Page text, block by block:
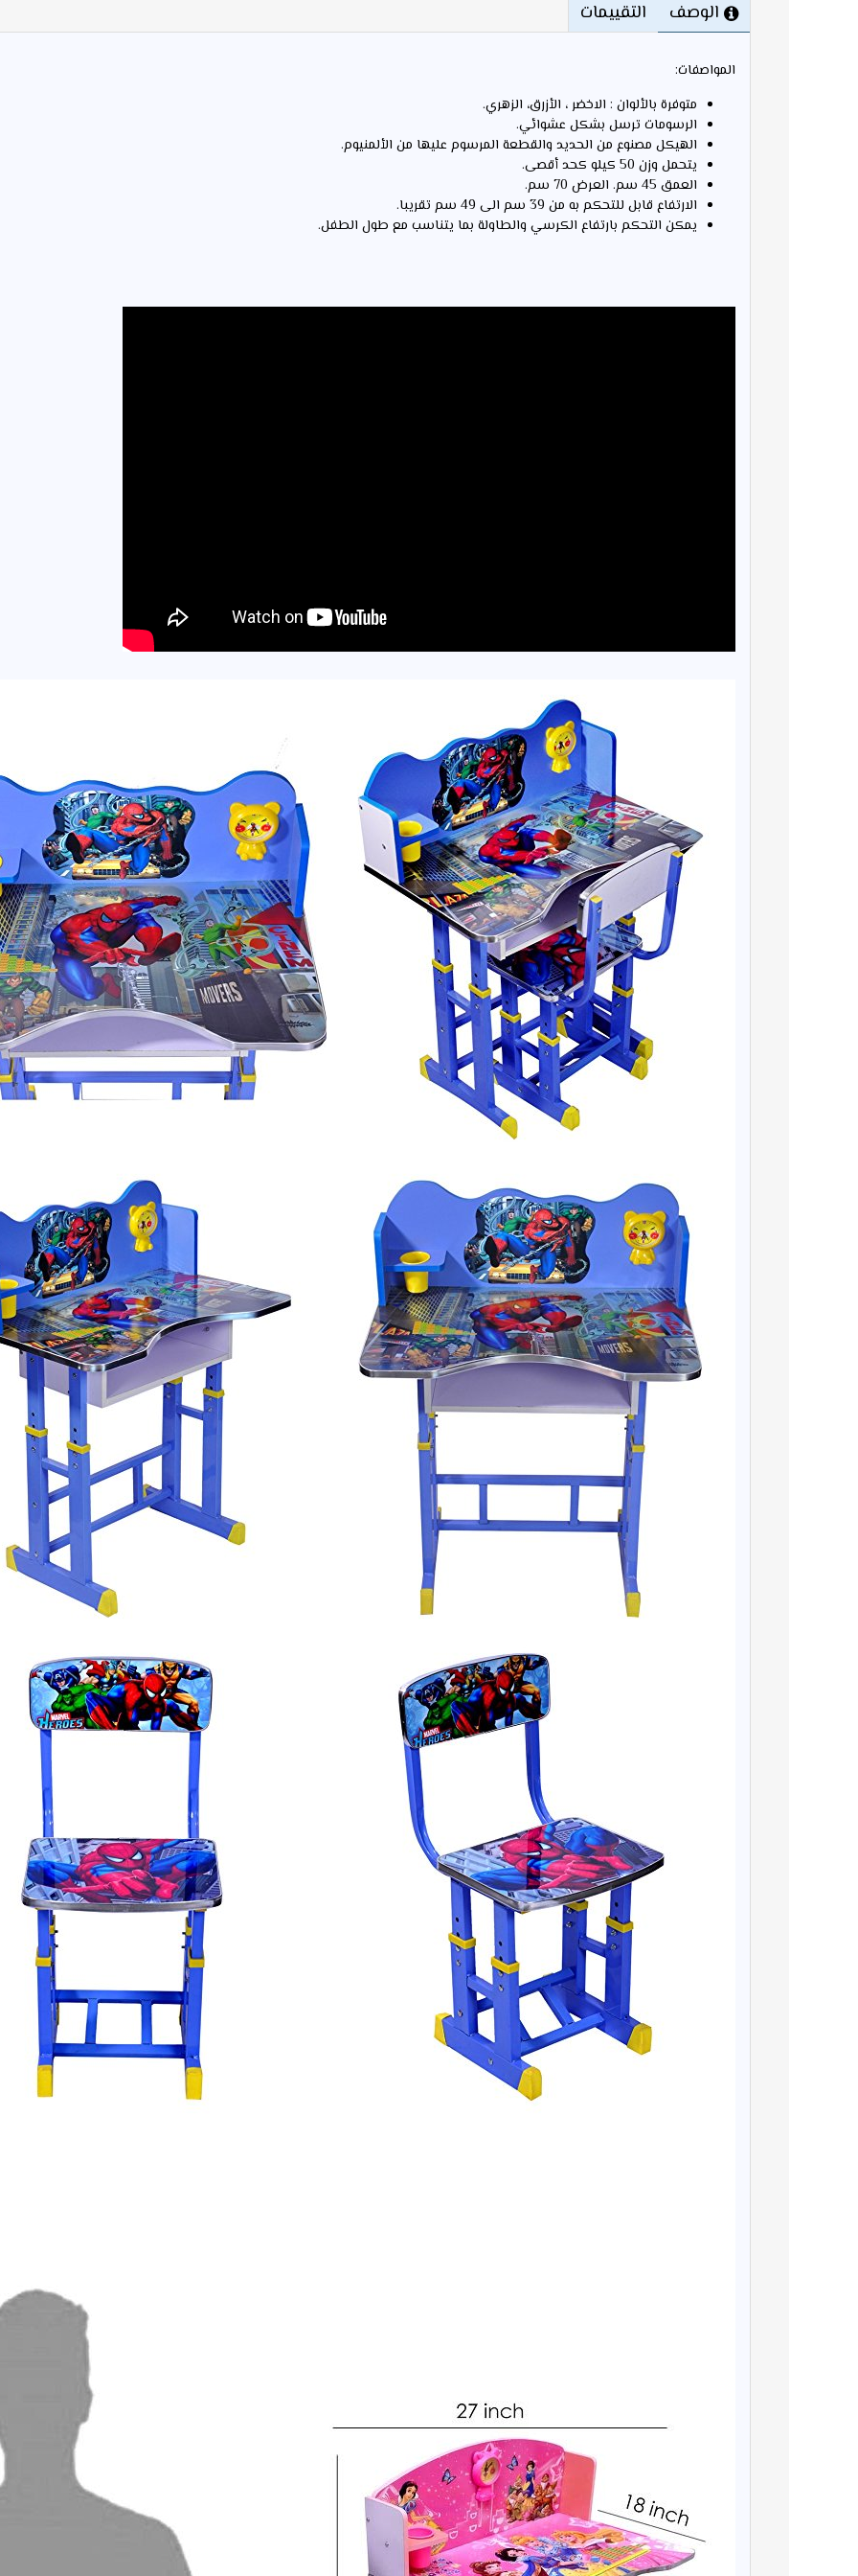
الوصف التقييمات
المواصفات:
متوفرة بالألوان : الاخضر ، الأزرق، الزهري.
الرسومات ترسل بشكل عشوائي.
الهيكل مصنوع من الحديد والقطعة المرسوم عليها من الألمنيوم.
يتحمل وزن 50 كيلو كحد أقصى.
العمق 45 سم. العرض 70 سم.
الارتفاع قابل للتحكم به من 39 سم الى 49 سم تقريبا.
يمكن التحكم بارتفاع الكرسي والطاولة بما يتناسب مع طول الطفل.